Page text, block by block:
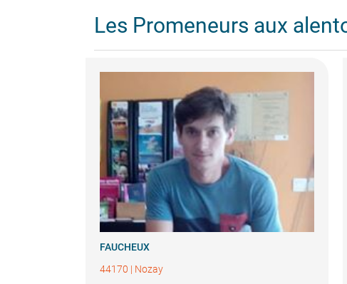
Les Promeneurs aux
FAUCHEUX
44170 | Nozay